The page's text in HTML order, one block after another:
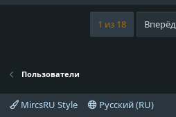
1 из 18 Вперёд
Пользователи
MircsRU Style Русский (RU)